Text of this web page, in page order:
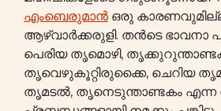
എംബെരുമാൻ ഒരു
ആഴ്വാർക്കരുളി. തൻടെ ഭാവനാ
പെരിയ തൃമൊഴി,
തൃവെഴുകൂറ്റിരുക്കൈ, ചെറിയ
തൃമടൽ, തൃനെടുന്താണ്ടകം